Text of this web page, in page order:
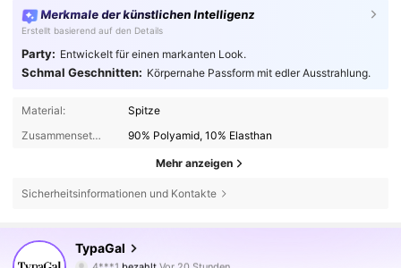
Merkmale der künstlichen Intelligenz
Erstellt basierend auf den Details
Party: Entwickelt für einen markanten Look.
Schmal Geschnitten: Körpernahe Passform mit edler Ausstrahlung.
Material:
Spitze
Zusammensetzung:
90% Polyamid, 10% Elasthan
Mehr anzeigen
Sicherheitsinformationen und Kontakte
TypaGal
4,81
67K Follower
4***1 bezahlt Vor 20 Stunden